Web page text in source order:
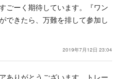
ごーく期待しています。『ワン
できたら、万難を排して参加し
2019年7月12日 23:04
ありがとうございます。 トレー